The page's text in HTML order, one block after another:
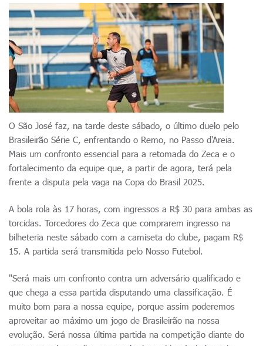
O São José faz, na tarde deste sábado, o último duelo pelo
Brasileirão Série C, enfrentando o Remo, no Passo d'Areia.
Mais um confronto essencial para a retomada do Zeca e o
fortalecimento da equipe que, a partir de agora, terá pela
frente a disputa pela vaga na Copa do Brasil 2025.
A bola rola às 17 horas, com ingressos a R$ 30 para ambas as
torcidas. Torcedores do Zeca que comprarem ingresso na
bilheteria neste sábado com a camiseta do clube, pagam R$
15. A partida será transmitida pelo Nosso Futebol.
"Será mais um confronto contra um adversário qualificado e
que chega a essa partida disputando uma classificação. É
muito bom para a nossa equipe, porque assim poderemos
aproveitar ao máximo um jogo de Brasileirão na nossa
evolução. Será nossa última partida na competição diante do